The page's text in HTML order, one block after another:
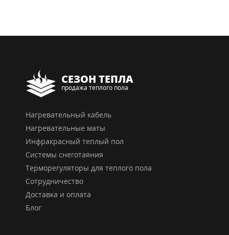
СЕЗОН ТЕПЛА
продажа теплого пола
Нагревательный кабель
Нагревательные маты
Инфракрасный теплый пол
Системы снеготаяния
Терморегуляторы для теплого пола
Сотрудничество
Доставка и оплата
Блог